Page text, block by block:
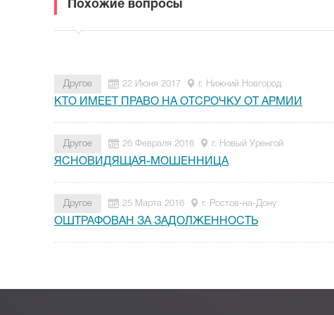
Похожие вопросы
Другое 22 Июня 2017 г. Нижний Новгород
КТО ИМЕЕТ ПРАВО НА ОТСРОЧКУ ОТ АРМИИ
Другое 26 Февраля 2016 г. Новый Уренгой
ЯСНОВИДЯЩАЯ-МОШЕННИЦА
Другое 25 Марта 2016 г. Ростов-на-Дону
ОШТРАФОВАН ЗА ЗАДОЛЖЕННОСТЬ